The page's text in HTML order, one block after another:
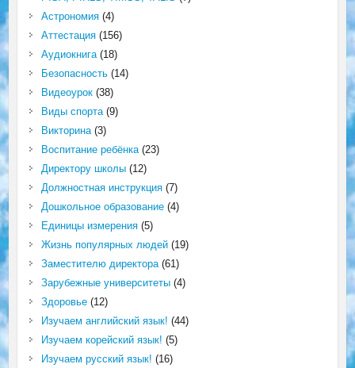
Астрономия(4)
Аттестация(156)
Аудиокнига(18)
Безопасность(14)
Видеоурок(38)
Виды спорта(9)
Викторина(3)
Воспитание ребёнка(23)
Директору школы(12)
Должностная инструкция(7)
Дошкольное образование(4)
Единицы измерения(5)
Жизнь популярных людей(19)
Заместителю директора(61)
Зарубежные университеты(4)
Здоровье(12)
Изучаем английский язык! (44)
Изучаем корейский язык! (5)
Изучаем русский язык! (16)